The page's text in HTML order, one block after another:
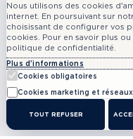
Collection Homme
Collection Femme
Chemises Homme
Costumes Homme
2026
Nous utilisons des cookies
internet. En poursuivant sur
choisissant de configurer vos
cookies. Pour en savoir plus
politique de confidentialité.
Plus d'informations
Cookies obligatoires
Cookies marketing et
TOUT REFUSER